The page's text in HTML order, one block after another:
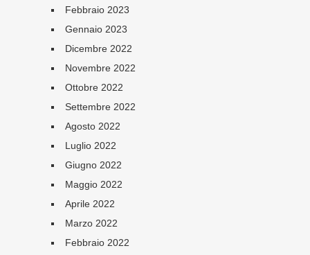
Febbraio 2023
Gennaio 2023
Dicembre 2022
Novembre 2022
Ottobre 2022
Settembre 2022
Agosto 2022
Luglio 2022
Giugno 2022
Maggio 2022
Aprile 2022
Marzo 2022
Febbraio 2022